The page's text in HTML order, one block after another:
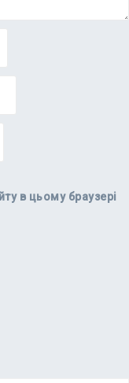
в цьому браузері